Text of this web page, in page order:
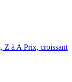
Z à A Prix, croissant